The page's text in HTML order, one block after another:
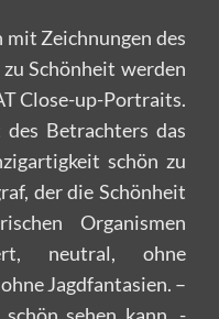
Zeichnungen des
Schönheit werden
Close-up-Portraits.
Betrachters das
schön zu
der die Schönheit
Organismen
neutral, ohne
Jagdfantasien. –